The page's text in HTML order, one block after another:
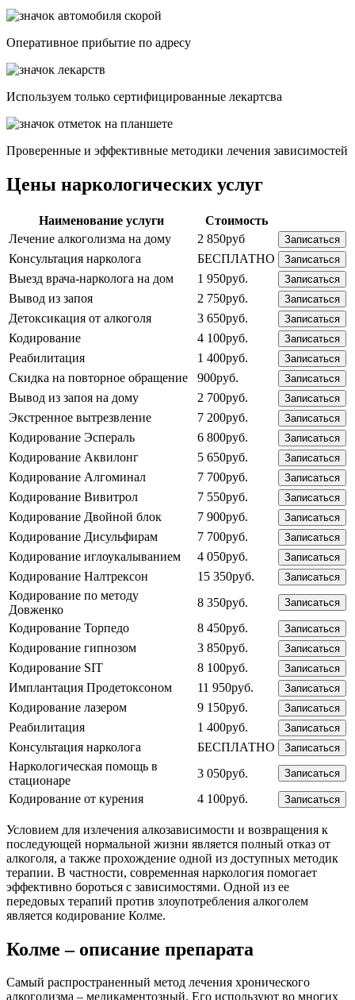
Опеpативное прибытие по адресу
Используем только сертифицированные лекартсва
Проверенные и эффективные методики лечения зависимостей
Цены наркологических услуг
Наименование услуги
Стоимость
Лечение алкоголизма на дому
2 850руб Записаться
Консультация нарколога БЕСПЛАТНО Записаться
Выезд врача-нарколога на дом 1 950руб. Записаться
Вывод из запоя 2 750руб. Записаться
Детоксикация от алкоголя 3 650руб. Записаться
Кодирование 4 100руб. Записаться
Реабилитация 1 400руб. Записаться
Скидка на повторное обращение 900руб. Записаться
Вывод из запоя на дому 2 700руб. Записаться
Экстренное вытрезвление 7 200руб. Записаться
Кодирование Эспераль 6 800руб. Записаться
Кодирование Аквилонг 5 650руб. Записаться
Кодирование Алгоминал 7 700руб. Записаться
Кодирование Вивитрол 7 550руб. Записаться
Кодирование Двойной блок 7 900руб. Записаться
Кодирование Дисульфирам 7 700руб. Записаться
Кодирование иглоукалыванием 4 050руб. Записаться
Кодирование Налтрексон 15 350руб. Записаться
Кодирование по методу
Довженко
8 350руб. Записаться
Кодирование Торпедо 8 450руб. Записаться
Кодирование гипнозом 3 850руб. Записаться
Кодирование SIT 8 100руб. Записаться
Имплантация Продетоксоном 11 950руб. Записаться
Кодирование лазером 9 150руб. Записаться
Реабилитация 1 400руб. Записаться
Консультация нарколога БЕСПЛАТНО Записаться
Наркологическая помощь в
стационаре
3 050руб. Записаться
Кодирование от курения 4 100руб. Записаться
Условием для излечения алкозависимости и возвращения к
последующей нормальной жизни является полный отказ от
алкоголя, а также прохождение одной из доступных методик
терапии. В частности, современная наркология помогает
эффективно бороться с зависимостями. Одной из ее
передовых терапий против злоупотребления алкоголем
является кодирование Колме.
Колме – описание препарата
Самый распространенный метод лечения хронического
алкоголизма – медикаментозный. Его используют во многих